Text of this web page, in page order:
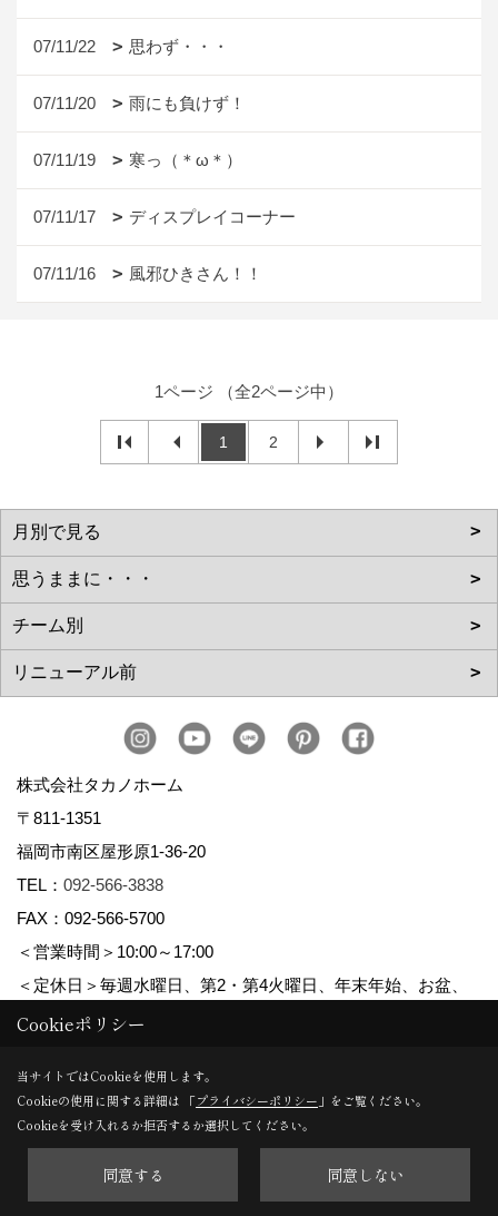
07/11/22 思わず・・・
07/11/20 雨にも負けず！
07/11/19 寒っ（＊ω＊）
07/11/17 ディスプレイコーナー
07/11/16 風邪ひきさん！！
1ページ （全2ページ中）
1 2
株式会社タカノホーム
〒811-1351
福岡市南区屋形原1-36-20
TEL： 092-566-3838
FAX：092-566-5700
＜営業時間＞10:00～17:00
＜定休日＞毎週水曜日、第2・第4火曜日、年末年始、お盆、
ゴールデンウィーク、夏季休暇
Copyright (c) TAKANO CONSTRUCTION CO.,LTD. All Rights Reserved.
Cookieポリシー
当サイトではCookieを使用します。
Cookieの使用に関する詳細は 「プライバシーポリシー 」をご覧ください。
Cookieを受け入れるか拒否するか選択してください。
同意する 同意しない